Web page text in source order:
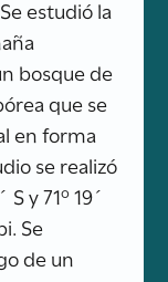
estudió la
bosque de
que se
en forma
se realizó
y 71º 19´
Se
de un